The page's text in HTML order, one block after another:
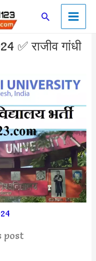
SearchMain
Menu
✅ राजीव गांधी
post